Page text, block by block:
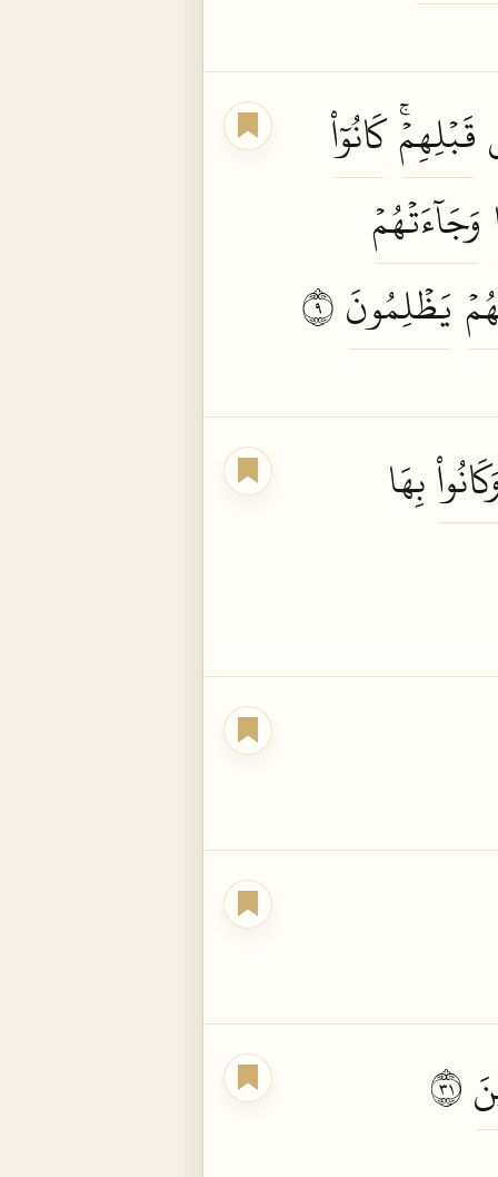
قَبۡلِهِمۡۚكَانُوٓاْ
وَجَآءَتۡهُمۡ
يَظۡلِمُونَ
بِهَا